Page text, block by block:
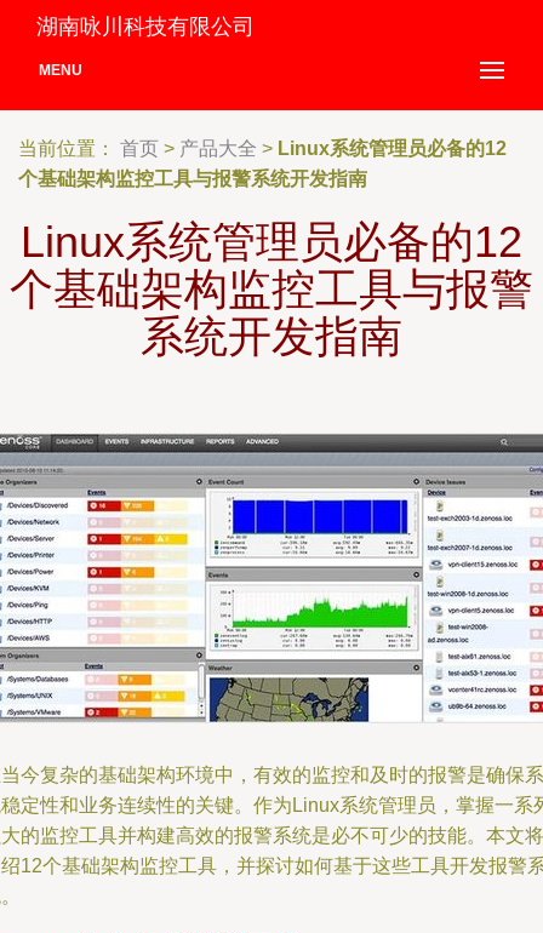
湖南咏川科技有限公司
MENU
当前位置： 首页 > 产品大全 > Linux系统管理员必备的12
个基础架构监控工具与报警系统开发指南
Linux系统管理员必备的12
个基础架构监控工具与报警
系统开发指南
今复杂的基础架构环境中，有效的监控和及时的报警是确保系
定性和业务连续性的关键。作为Linux系统管理员，掌握一系
的监控工具并构建高效的报警系统是必不可少的技能。本文将
12个基础架构监控工具，并探讨如何基于这些工具开发报警